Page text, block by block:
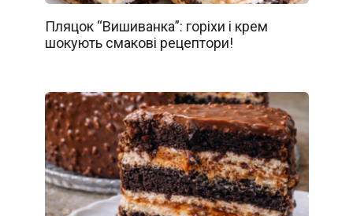
Пляцок “Вишиванка”: горіхи і крем
шокують смакові рецептори!